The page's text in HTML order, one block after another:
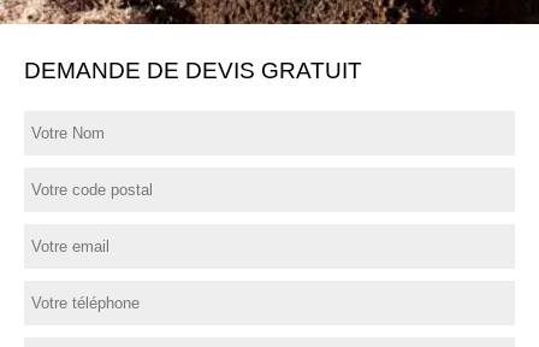
DEMANDE DE DEVIS GRATUIT